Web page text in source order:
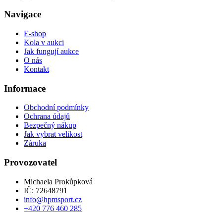
Navigace
E-shop
Kola v aukci
Jak fungují aukce
O nás
Kontakt
Informace
Obchodní podmínky
Ochrana údajů
Bezpečný nákup
Jak vybrat velikost
Záruka
Provozovatel
Michaela Prokůpková
IČ: 72648791
info@hpmsport.cz
+420 776 460 285